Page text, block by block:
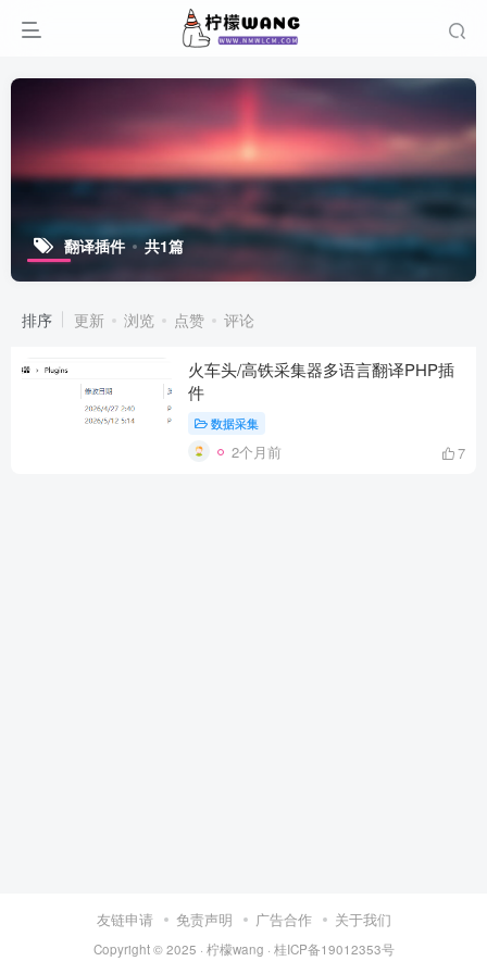
翻译插件 共1篇
排序 更新 浏览 点赞 评论
火车头/高铁采集器多语言翻译PHP插
件
数据采集
2个月前 7
友链申请 免责声明 广告合作 关于我们
Copyright © 2025 · 柠檬wang · 桂ICP备19012353号